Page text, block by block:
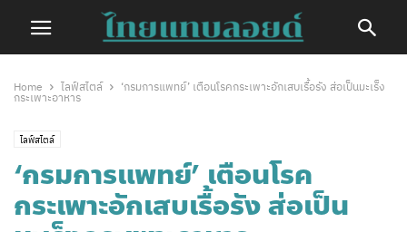
Home ไลฟ์สไตล์
‘กรมการแพทย์’ เตือนโรคกระเพาะอักเสบเรื้อรัง ส่อเป็นมะเร็ง
กระเพาะอาหาร
ไลฟ์สไตล์
‘กรมการแพทย์’ เตือนโรค
กระเพาะอักเสบเรื้อรัง ส่อเป็น